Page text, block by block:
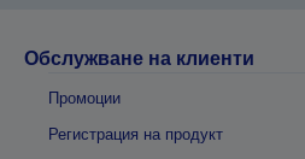
Обслужване на клиенти
Промоции
Регистрация на продукт